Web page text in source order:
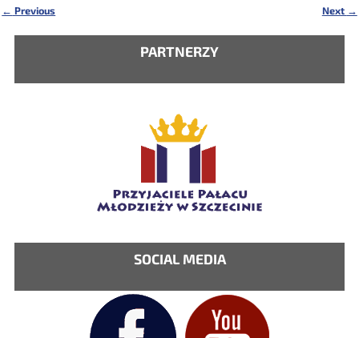
← Previous Next →
PARTNERZY
SOCIAL MEDIA